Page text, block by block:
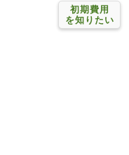
初期費用
を知りたい